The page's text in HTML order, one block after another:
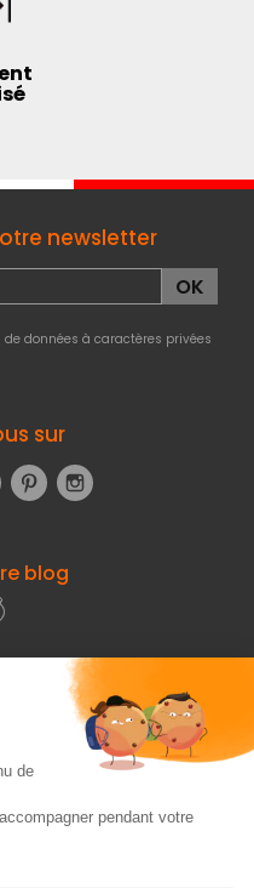
newsletter
données à caractères privées
sur
Google+Pinterest
blog